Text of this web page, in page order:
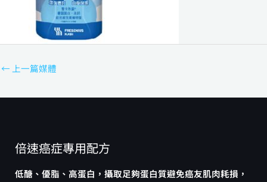
← 上一篇媒體
倍速癌症專用配方
低醣、優脂、高蛋白，攝取足夠蛋白質避免癌友肌肉耗損，